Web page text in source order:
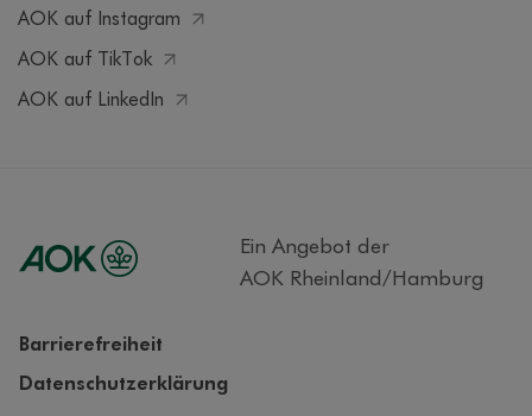
AOK auf Instagram
AOK auf TikTok
AOK auf LinkedIn
Ein Angebot der
AOK Rheinland/Hamburg
Barrierefreiheit
Datenschutzerklärung